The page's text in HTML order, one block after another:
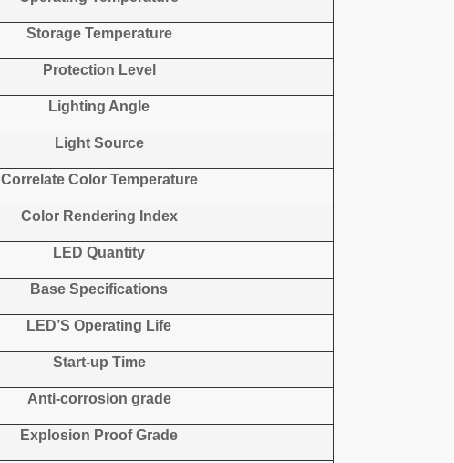
Storage Temperature
Protection Level
Lighting Angle
Light Source
Correlate Color Temperature
Color Rendering Index
LED Quantity
Base Specifications
LED’S Operating Life
Start-up Time
Anti-corrosion grade
Explosion Proof Grade